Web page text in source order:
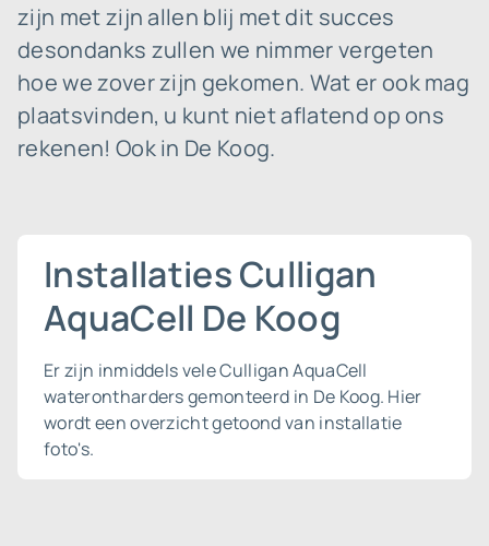
zijn met zijn allen blij met dit succes
desondanks zullen we nimmer vergeten
hoe we zover zijn gekomen. Wat er ook mag
plaatsvinden, u kunt niet aflatend op ons
rekenen! Ook in De Koog.
Installaties Culligan
AquaCell De Koog
Er zijn inmiddels vele Culligan AquaCell
waterontharders gemonteerd in De Koog. Hier
wordt een overzicht getoond van installatie
foto's.